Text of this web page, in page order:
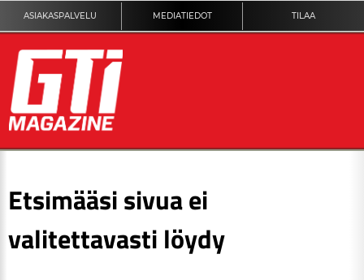
ASIAKASPALVELU MEDIATIEDOT TILAA
Etsimääsi sivua ei
valitettavasti löydy